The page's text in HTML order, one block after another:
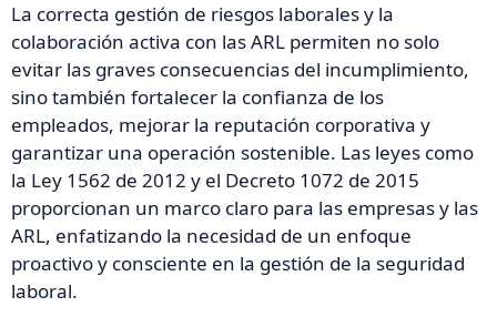
La correcta gestión de riesgos laborales y la
colaboración activa con las ARL permiten no solo
evitar las graves consecuencias del incumplimiento,
sino también fortalecer la confianza de los
empleados, mejorar la reputación corporativa y
garantizar una operación sostenible. Las leyes como
la Ley 1562 de 2012 y el Decreto 1072 de 2015
proporcionan un marco claro para las empresas y las
ARL, enfatizando la necesidad de un enfoque
proactivo y consciente en la gestión de la seguridad
laboral.